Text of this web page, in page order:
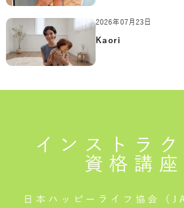
2026年07月23日
Kaori
インストラク
資格講座
日本ハッピーライフ協会（